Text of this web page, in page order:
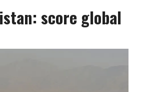
score global